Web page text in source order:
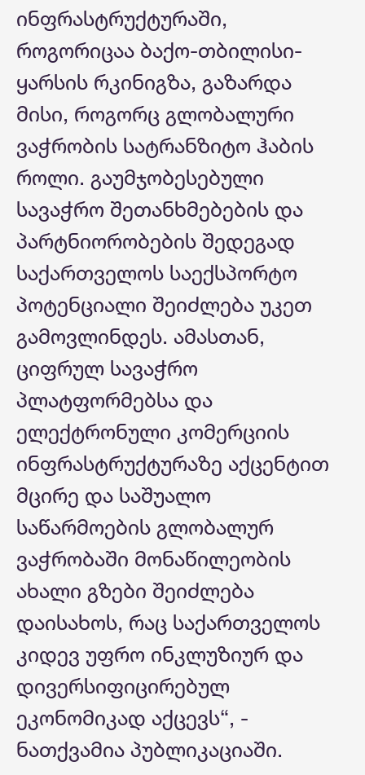
ინფრასტრუქტურაში,
როგორიცაა ბაქო-თბილისი-
ყარსის რკინიგზა, გაზარდა
მისი, როგორც გლობალური
ვაჭრობის სატრანზიტო ჰაბის
როლი. გაუმჯობესებული
სავაჭრო შეთანხმებების და
პარტნიორობების შედეგად
საქართველოს საექსპორტო
პოტენციალი შეიძლება უკეთ
გამოვლინდეს. ამასთან,
ციფრულ სავაჭრო
პლატფორმებსა და
ელექტრონული კომერციის
ინფრასტრუქტურაზე აქცენტით
მცირე და საშუალო
საწარმოების გლობალურ
ვაჭრობაში მონაწილეობის
ახალი გზები შეიძლება
დაისახოს, რაც საქართველოს
კიდევ უფრო ინკლუზიურ და
დივერსიფიცირებულ
ეკონომიკად აქცევს“, -
ნათქვამია პუბლიკაციაში.